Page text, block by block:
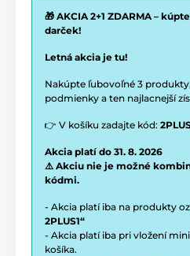
🎁 AKCIA 2+1 ZDARMA –
darček!
Letná akcia je tu!
Nakúpte ľubovoľné 3
podmienky a ten najlacnejší
👉 V košíku zadajte kód:
Akcia platí do 31. 8. 2026
⚠️ Akciu nie je možné
kódmi.
- Akcia platí iba na produkty
2PLUS1“
- Akcia platí iba pri vložení
košíka.